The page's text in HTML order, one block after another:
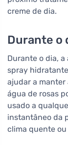
creme de dia.
Durante o
Durante o dia,
spray
ajudar a manter
água de rosas
usado a
instantâneo da
clima quente ou